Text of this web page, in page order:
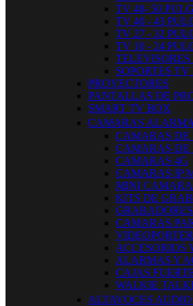
TV 48- 50
TV 40 - 43
TV 27 - 32
TV 10 - 24
SOPORTES
PROYECTORES
PANTALLAS DE
SMART TV BOX
CAMARAS
CAMARAS DE
CAMARAS DE
CAMARAS 4G
CAMARAS IP
MINI
KITS DE
CAMARAS
ALARMAS Y
CAJAS
WALKIE
ALTAVOCES